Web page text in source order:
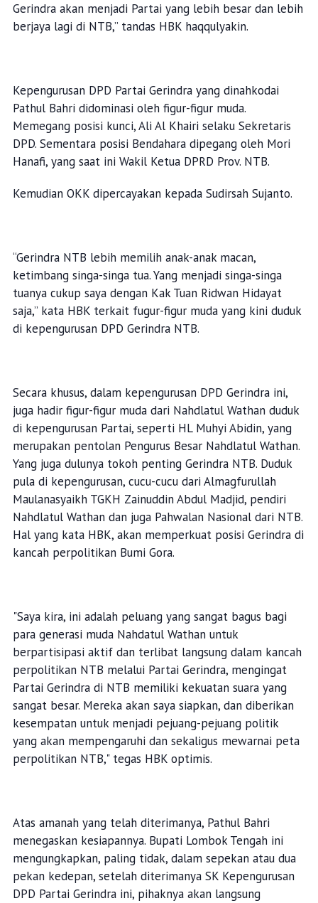
Gerindra akan menjadi Partai yang lebih besar dan lebih
berjaya lagi di NTB,” tandas HBK haqqulyakin.
Kepengurusan DPD Partai Gerindra yang dinahkodai
Pathul Bahri didominasi oleh figur-figur muda.
Memegang posisi kunci, Ali Al Khairi selaku Sekretaris
DPD. Sementara posisi Bendahara dipegang oleh Mori
Hanafi, yang saat ini Wakil Ketua DPRD Prov. NTB.
Kemudian OKK dipercayakan kepada Sudirsah Sujanto.
“Gerindra NTB lebih memilih anak-anak macan,
ketimbang singa-singa tua. Yang menjadi singa-singa
tuanya cukup saya dengan Kak Tuan Ridwan Hidayat
saja,” kata HBK terkait fugur-figur muda yang kini duduk
di kepengurusan DPD Gerindra NTB.
Secara khusus, dalam kepengurusan DPD Gerindra ini,
juga hadir figur-figur muda dari Nahdlatul Wathan duduk
di kepengurusan Partai, seperti HL Muhyi Abidin, yang
merupakan pentolan Pengurus Besar Nahdlatul Wathan.
Yang juga dulunya tokoh penting Gerindra NTB. Duduk
pula di kepengurusan, cucu-cucu dari Almagfurullah
Maulanasyaikh TGKH Zainuddin Abdul Madjid, pendiri
Nahdlatul Wathan dan juga Pahwalan Nasional dari NTB.
Hal yang kata HBK, akan memperkuat posisi Gerindra di
kancah perpolitikan Bumi Gora.
"Saya kira, ini adalah peluang yang sangat bagus bagi
para generasi muda Nahdatul Wathan untuk
berpartisipasi aktif dan terlibat langsung dalam kancah
perpolitikan NTB melalui Partai Gerindra, mengingat
Partai Gerindra di NTB memiliki kekuatan suara yang
sangat besar. Mereka akan saya siapkan, dan diberikan
kesempatan untuk menjadi pejuang-pejuang politik
yang akan mempengaruhi dan sekaligus mewarnai peta
perpolitikan NTB," tegas HBK optimis.
Atas amanah yang telah diterimanya, Pathul Bahri
menegaskan kesiapannya. Bupati Lombok Tengah ini
mengungkapkan, paling tidak, dalam sepekan atau dua
pekan kedepan, setelah diterimanya SK Kepengurusan
DPD Partai Gerindra ini, pihaknya akan langsung